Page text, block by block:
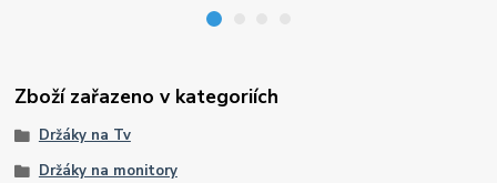
Zboží zařazeno v kategoriích
Držáky na Tv
Držáky na monitory